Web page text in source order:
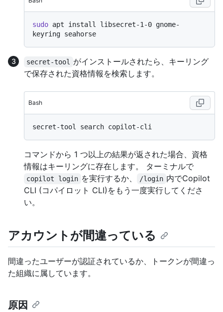
sudo apt install libsecret-1-0 gnome-
secret-tool
がインストールされたら、キーリング
で保存された資格情報を検索します。
Bash
コマンドから 1 つ以上の結果が返された場合、資格
情報はキーリングに存在します。 ターミナルで
copilot login を実行するか、 /login 内でCopilot
CLI (コパイロット CLI)をもう一度実行してくださ
い。
アカウントが間違っている
間違ったユーザーが認証されているか、トークンが間違っ
た組織に属しています。
原因